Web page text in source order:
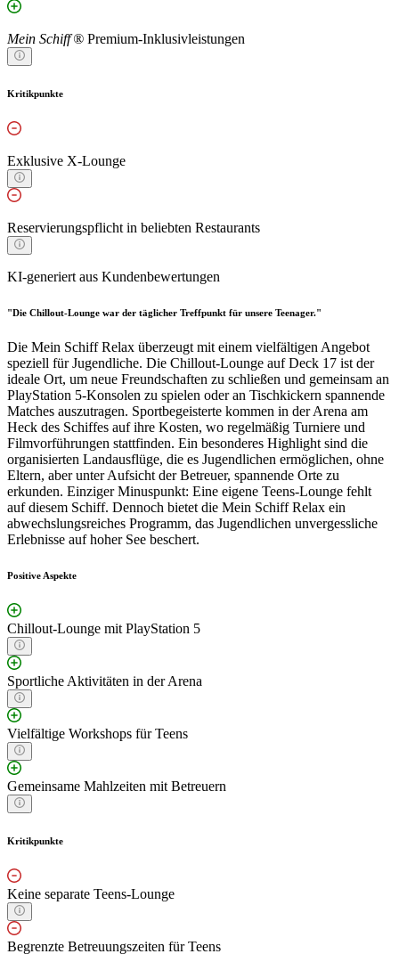
Mein Schiff ® Premium-Inklusivleistungen
Kritikpunkte
Exklusive X-Lounge
Reservierungspflicht in beliebten Restaurants
KI-generiert aus Kundenbewertungen
"Die Chillout-Lounge war der täglicher Treffpunkt für unsere Teenager."
Die Mein Schiff Relax überzeugt mit einem vielfältigen Angebot
speziell für Jugendliche. Die Chillout-Lounge auf Deck 17 ist der
ideale Ort, um neue Freundschaften zu schließen und gemeinsam an
PlayStation 5-Konsolen zu spielen oder an Tischkickern spannende
Matches auszutragen. Sportbegeisterte kommen in der Arena am
Heck des Schiffes auf ihre Kosten, wo regelmäßig Turniere und
Filmvorführungen stattfinden. Ein besonderes Highlight sind die
organisierten Landausflüge, die es Jugendlichen ermöglichen, ohne
Eltern, aber unter Aufsicht der Betreuer, spannende Orte zu
erkunden. Einziger Minuspunkt: Eine eigene Teens-Lounge fehlt
auf diesem Schiff. Dennoch bietet die Mein Schiff Relax ein
abwechslungsreiches Programm, das Jugendlichen unvergessliche
Erlebnisse auf hoher See beschert.
Positive Aspekte
Chillout-Lounge mit PlayStation 5
Sportliche Aktivitäten in der Arena
Vielfältige Workshops für Teens
Gemeinsame Mahlzeiten mit Betreuern
Kritikpunkte
Keine separate Teens-Lounge
Begrenzte Betreuungszeiten für Teens